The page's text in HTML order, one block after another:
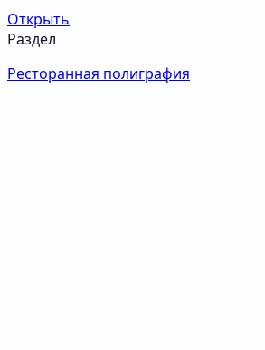
Открыть
Раздел
Ресторанная полиграфия